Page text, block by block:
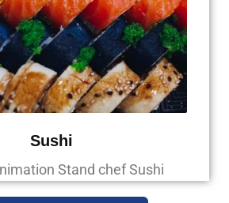
Sushi
Stand chef Sushi